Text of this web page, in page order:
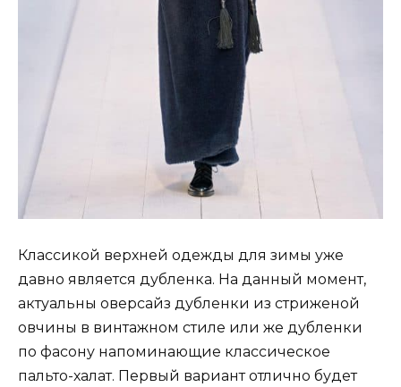
Классикой верхней одежды для зимы уже
давно является дубленка. На данный момент,
актуальны оверсайз дубленки из стриженой
овчины в винтажном стиле или же дубленки
по фасону напоминающие классическое
пальто-халат. Первый вариант отлично будет